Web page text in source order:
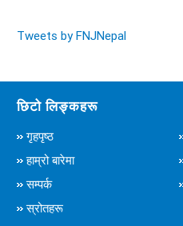
Tweets by FNJNepal
छिटो लिङ्कहरू
गृहपृष्ठ
हाम्रो बारेमा
सम्पर्क
स्रोतहरू